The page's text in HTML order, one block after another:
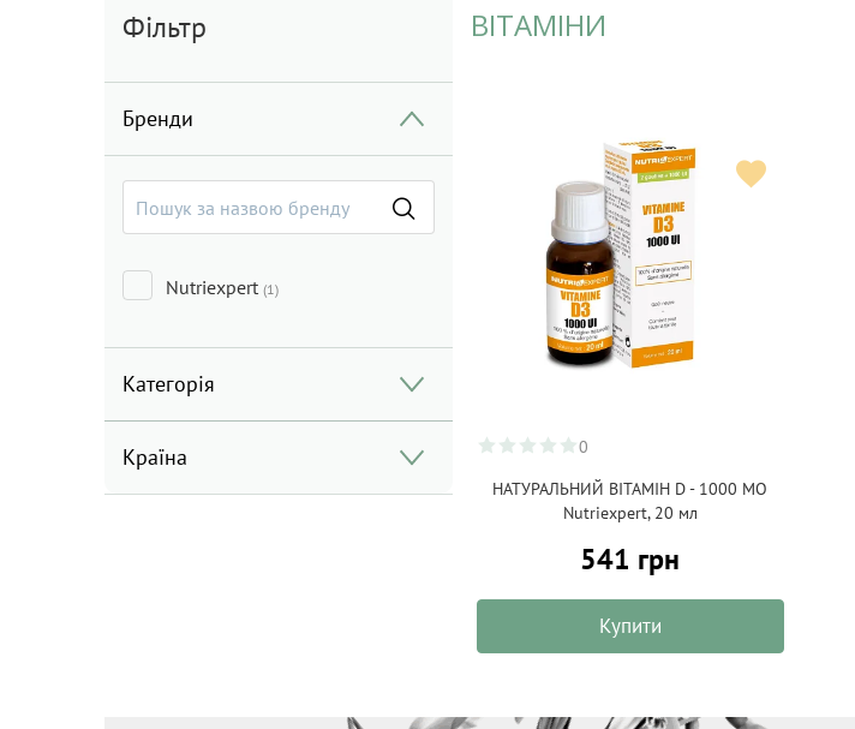
Фільтр
Бренди
Nutriexpert (1)
Категорія
Країна
ВІТАМІНИ
0
НАТУРАЛЬНИЙ ВІТАМІН D - 1000 МО
Nutriexpert, 20 мл
541 грн
Купити